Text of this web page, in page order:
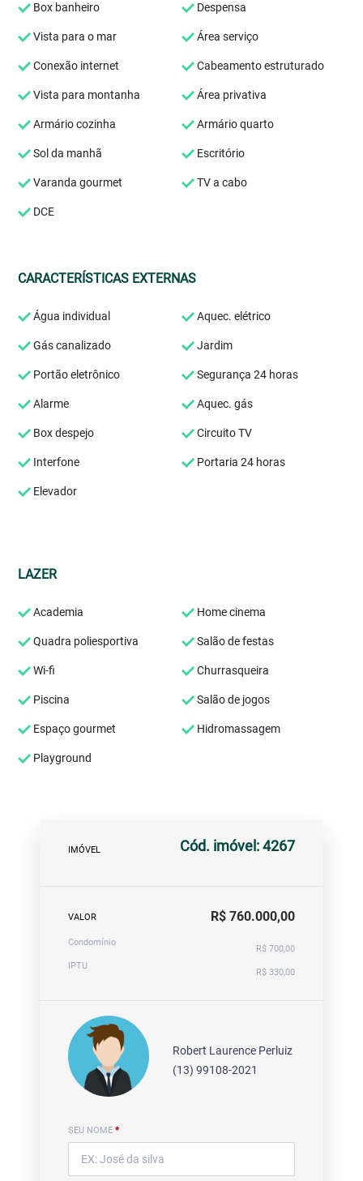
Box banheiro Despensa
Vista para o mar Área serviço
Conexão internet Cabeamento estruturado
Vista para montanha Área privativa
Armário cozinha Armário quarto
Sol da manhã Escritório
Varanda gourmet TV a cabo
DCE
CARACTERÍSTICAS EXTERNAS
Água individual Aquec. elétrico
Gás canalizado Jardim
Portão eletrônico Segurança 24 horas
Alarme Aquec. gás
Box despejo Circuito TV
Interfone Portaria 24 horas
Elevador
LAZER
Academia Home cinema
Quadra poliesportiva Salão de festas
Wi-fi Churrasqueira
Piscina Salão de jogos
Espaço gourmet Hidromassagem
Playground
IMÓVEL Cód. imóvel: 4267
VALOR R$ 760.000,00
Condomínio
R$ 700,00
IPTU
R$ 330,00
Robert Laurence Perluiz
(13) 99108-2021
SEU NOME *